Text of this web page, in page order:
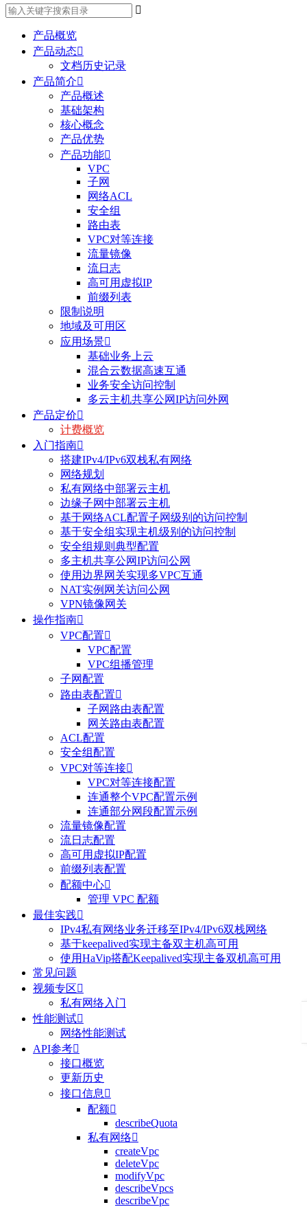

产品概览
产品动态
文档历史记录
产品简介
产品概述
基础架构
核心概念
产品优势
产品功能
VPC
子网
网络ACL
安全组
路由表
VPC对等连接
流量镜像
流日志
高可用虚拟IP
前缀列表
限制说明
地域及可用区
应用场景
基础业务上云
混合云数据高速互通
业务安全访问控制
多云主机共享公网IP访问外网
产品定价
计费概览
入门指南
搭建IPv4/IPv6双栈私有网络
网络规划
私有网络中部署云主机
边缘子网中部署云主机
基于网络ACL配置子网级别的访问控制
基于安全组实现主机级别的访问控制
安全组规则典型配置
多主机共享公网IP访问公网
使用边界网关实现多VPC互通
NAT实例网关访问公网
VPN镜像网关
操作指南
VPC配置
VPC配置
VPC组播管理
子网配置
路由表配置
子网路由表配置
网关路由表配置
ACL配置
安全组配置
VPC对等连接
VPC对等连接配置
连通整个VPC配置示例
连通部分网段配置示例
流量镜像配置
流日志配置
高可用虚拟IP配置
前缀列表配置
配额中心
管理 VPC 配额
最佳实践
IPv4私有网络业务迁移至IPv4/IPv6双栈网络
基于keepalived实现主备双主机高可用
使用HaVip搭配Keepalived实现主备双机高可用
常见问题
视频专区
私有网络入门
性能测试
网络性能测试
API参考
接口概览
更新历史
接口信息 
配额
describeQuota
私有网络
createVpc
deleteVpc
modifyVpc
describeVpcs
describeVpc